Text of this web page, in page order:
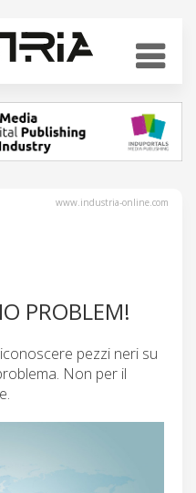
www.industria-online.com
PROBLEM!
pezzi neri su
Non per il